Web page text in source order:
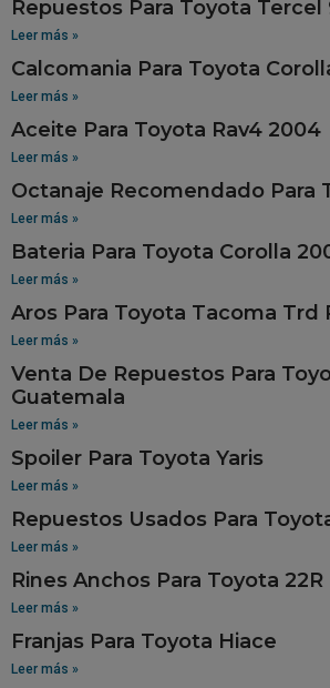
Repuestos Para Toyota Tercel
Leer más »
Calcomania Para Toyota
Leer más »
Aceite Para Toyota Rav4 2004
Leer más »
Octanaje Recomendado Para
Leer más »
Bateria Para Toyota Corolla
Leer más »
Aros Para Toyota Tacoma Trd
Leer más »
Venta De Repuestos Para
Guatemala
Leer más »
Spoiler Para Toyota Yaris
Leer más »
Repuestos Usados Para
Leer más »
Rines Anchos Para Toyota 22R
Leer más »
Franjas Para Toyota Hiace
Leer más »